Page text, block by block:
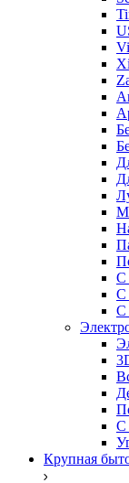
С
С
С
С
Крупная